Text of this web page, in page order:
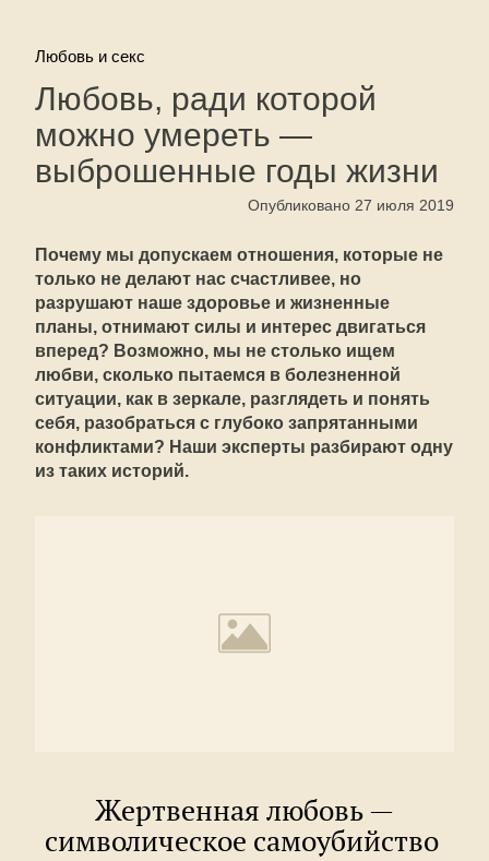
Любовь и секс
Любовь, ради которой
можно умереть —
выброшенные годы жизни
Опубликовано 27 июля 2019
Почему мы допускаем отношения, которые не
только не делают нас счастливее, но
разрушают наше здоровье и жизненные
планы, отнимают силы и интерес двигаться
вперед? Возможно, мы не столько ищем
любви, сколько пытаемся в болезненной
ситуации, как в зеркале, разглядеть и понять
себя, разобраться с глубоко запрятанными
конфликтами? Наши эксперты разбирают одну
из таких историй.
Жертвенная любовь —
символическое самоубийство